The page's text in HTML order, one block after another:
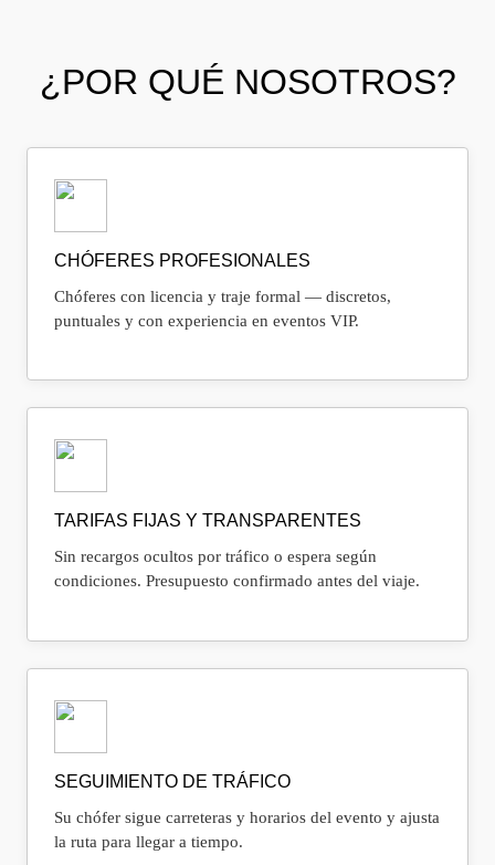
¿POR QUÉ NOSOTROS?
CHÓFERES PROFESIONALES
Chóferes con licencia y traje formal — discretos,
puntuales y con experiencia en eventos VIP.
TARIFAS FIJAS Y TRANSPARENTES
Sin recargos ocultos por tráfico o espera según
condiciones. Presupuesto confirmado antes del viaje.
SEGUIMIENTO DE TRÁFICO
Su chófer sigue carreteras y horarios del evento y ajusta
la ruta para llegar a tiempo.